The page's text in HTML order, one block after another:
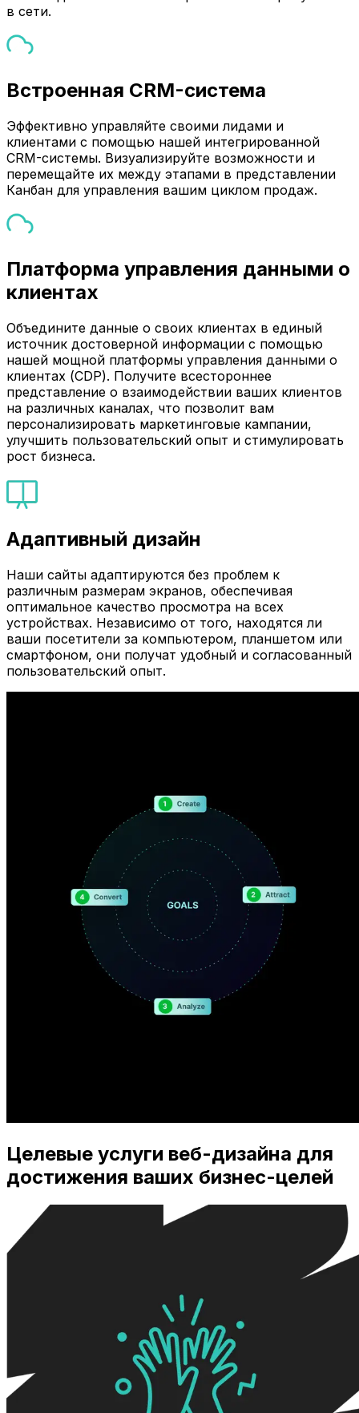
в сети.
Встроенная CRM-система
Эффективно управляйте своими лидами и
клиентами с помощью нашей интегрированной
CRM-системы. Визуализируйте возможности и
перемещайте их между этапами в представлении
Канбан для управления вашим циклом продаж.
Платформа управления данными о
клиентах
Объедините данные о своих клиентах в единый
источник достоверной информации с помощью
нашей мощной платформы управления данными о
клиентах (CDP). Получите всестороннее
представление о взаимодействии ваших клиентов
на различных каналах, что позволит вам
персонализировать маркетинговые кампании,
улучшить пользовательский опыт и стимулировать
рост бизнеса.
Адаптивный дизайн
Наши сайты адаптируются без проблем к
различным размерам экранов, обеспечивая
оптимальное качество просмотра на всех
устройствах. Независимо от того, находятся ли
ваши посетители за компьютером, планшетом или
смартфоном, они получат удобный и согласованный
пользовательский опыт.
Целевые услуги веб-дизайна для
достижения ваших бизнес-целей